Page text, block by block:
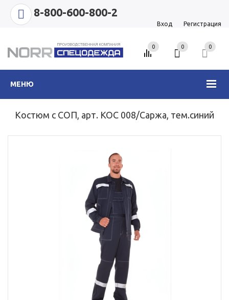
8-800-600-800-2
Вход Регистрация
МЕНЮ
0 0
0
Костюм с СОП, арт. КОС 008/Саржа, тем.синий